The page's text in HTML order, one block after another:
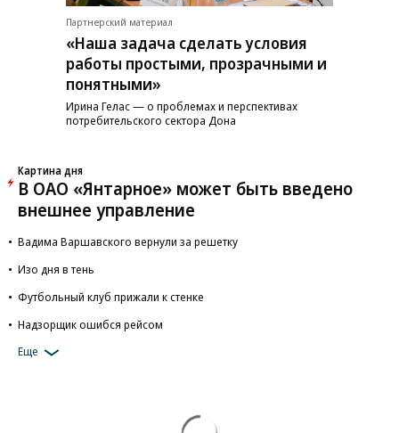
Партнерский материал
«Наша задача сделать условия
работы простыми, прозрачными и
понятными»
Ирина Гелас — о проблемах и перспективах
потребительского сектора Дона
Картина дня
В ОАО «Янтарное» может быть введено
внешнее управление
Вадима Варшавского вернули за решетку
Изо дня в тень
Футбольный клуб прижали к стенке
Надзорщик ошибся рейсом
Еще